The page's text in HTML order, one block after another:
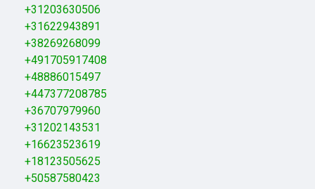
+31203630506
+31622943891
+38269268099
+491705917408
+48886015497
+447377208785
+36707979960
+31202143531
+16623523619
+18123505625
+50587580423